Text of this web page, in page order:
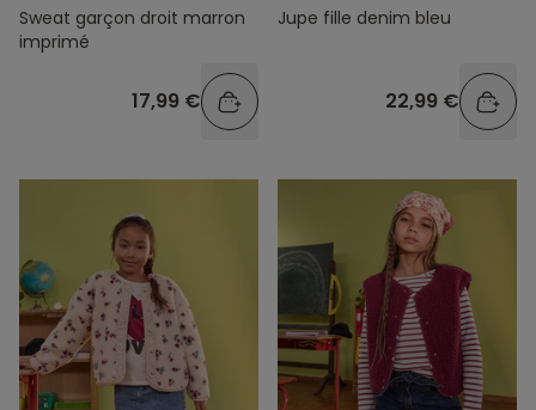
Sweat garçon droit marron
imprimé
17,99 €
Jupe fille denim bleu
22,99 €